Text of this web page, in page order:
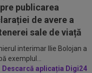
publicarea
de avere a
sale de viață
interimar Ilie Bolojan a
exemplul...
Descarcă aplicația Digi24
a murit subit, la
și a